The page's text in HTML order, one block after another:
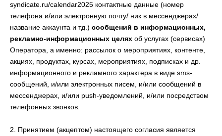
syndicate.ru/calendar2025 контактные данные (номер
телефона и/или электронную почту/ ник в мессенджерах/
название аккаунта и тд.) сообщений в информационных,
рекламно-информационных целях об услугах (сервисах)
Оператора, а именно: рассылок о мероприятиях, контенте,
акциях, продуктах, курсах, мероприятиях, подписках и др.
информационного и рекламного характера в виде sms-
сообщений, и/или электронных писем, и/или сообщений в
мессенджерах, и/или push-уведомлений, и/или посредством
телефонных звонков.
2. Принятием (акцептом) настоящего согласия является